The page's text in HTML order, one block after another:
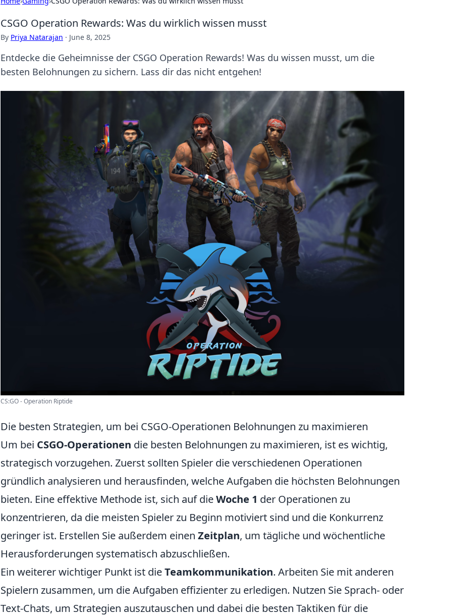
CSGO Operation Rewards: Was du wirklich wissen musst
By Priya Natarajan · June 8, 2025
Entdecke die Geheimnisse der CSGO Operation Rewards! Was du wissen musst, um die
besten Belohnungen zu sichern. Lass dir das nicht entgehen!
CS:GO - Operation Riptide
Die besten Strategien, um bei CSGO-Operationen Belohnungen zu maximieren
Um bei CSGO-Operationen die besten Belohnungen zu maximieren, ist es wichtig,
strategisch vorzugehen. Zuerst sollten Spieler die verschiedenen Operationen
gründlich analysieren und herausfinden, welche Aufgaben die höchsten Belohnungen
bieten. Eine effektive Methode ist, sich auf dieWoche 1 der Operationen zu
konzentrieren, da die meisten Spieler zu Beginn motiviert sind und die Konkurrenz
geringer ist. Erstellen Sie außerdem einen Zeitplan, um tägliche und wöchentliche
Herausforderungen systematisch abzuschließen.
Ein weiterer wichtiger Punkt ist dieTeamkommunikation. Arbeiten Sie mit anderen
Spielern zusammen, um die Aufgaben effizienter zu erledigen. Nutzen Sie Sprach- oder
Text-Chats, um Strategien auszutauschen und dabei die besten Taktiken für die